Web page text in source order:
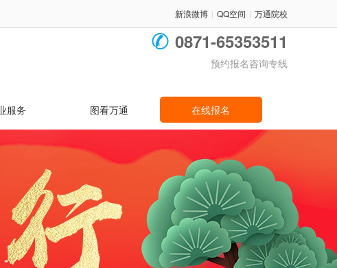
新浪微博 | QQ空间 | 万通院校
0871-65353511
预约报名咨询专线
服务 图看万通 在线报名